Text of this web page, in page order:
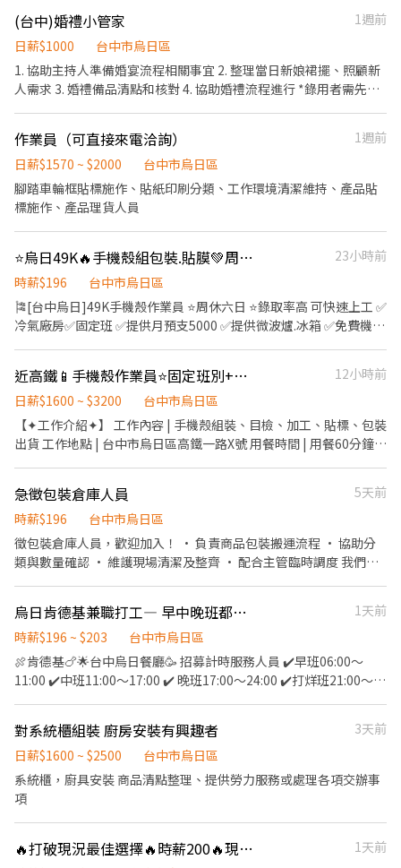
━━━━━━━━━━━━━━ 📞 有興趣歡迎立即應徵 📩 私訊了
解工作內容及面試資訊 點擊下方連結或加入官方 L.I.N.E 截圖私訊
https://lin.ee/Z5lW7BX 首誠人力－王小姐 ☎️ 04-2560-0907 分機
1100 歡迎私訊詢問面試資訊！
標、品檢 ✔ 出貨作業 ✔ 倉儲整理 - ✨ 工作環境乾淨、工作內容單
純，歡迎你的加入！ - 🔥馬上應徵 ! 聯絡我立即安排面試💼 📞服務
專員 :小毓 ➡ 04-25600907#1103 連絡我為您安排面試
:https://lin.ee/65FKUmj ID:@799dvjaa
(台中)婚禮小管家
1週前
日薪$1000
台中市烏日區
1. 協助主持人準備婚宴流程相關事宜 2. 整理當日新娘裙擺、照顧新
人需求 3. 婚禮備品清點和核對 4. 協助婚禮流程進行 *錄用者需先安
作業員（可直接來電洽詢）
1週前
日薪$1570 ~ $2000
台中市烏日區
腳踏車輪框貼標施作、貼紙印刷分類、工作環境清潔維持、產品貼
標施作、產品理貨人員
⭐烏日49K🔥手機殼組包裝.貼膜💚周休二日💚高錄取💎免無塵衣 冷氣廠 固定班
23小時前
時薪$196
台中市烏日區
🎏[台中烏日]49K手機殼作業員 ⭐周休六日 ⭐錄取率高 可快速上工 ✅
冷氣廠房✅固定班 ✅提供月預支5000 ✅提供微波爐.冰箱 ✅免費機車
高鐵一路 ▸休假：周休二日 ▸時間： 日班09：00-18：00 中班18：
00-03：00 ▸薪資： 日班 $約31000~加班最高38233 中班 $約
39800~加班最高49300 ▸工期：短期暫定至115/12/31 *薪資請以內
文為主喔~ ✄┈┈┈應徵方式┈┈┈┈┈ ☎️電話：0937296383
❄️ID：@246vblhl 職缺截圖+ID應徵/留言姓名&電話 *也可以直接在
近高鐵📱手機殼作業員⭐️固定班別+週休六日+可週領薪水好生活⭐️
12小時前
日薪$1600 ~ $3200
台中市烏日區
【✦工作介紹✦】 工作內容 | 手機殼組裝、目檢、加工、貼標、包裝
出貨 工作地點 | 台中市烏日區高鐵一路X號 用餐時間 | 用餐60分鐘
▶️【$32,000起】 ***加班費另計*** - 【✦福利多多✦】 ❶.依照勞
基法相關福利 ❷.享勞保、健保、勞退6％、團保 ❸.到職滿3個月享
三節禮金或禮品 - ╭ 聯絡窗口:張小姐 ╮ ❖手機：0900-466-247 ❖
電話：04-2327-1910 (分機12) ❖賴I-D：@105yvhik (或直接點選
急徵包裝倉庫人員
5天前
時薪$196
台中市烏日區
徵包裝倉庫人員，歡迎加入！ • 負責商品包裝搬運流程 • 協助分
類與數量確認 • 維護現場清潔及整齊 • 配合主管臨時調度 我們給
烏日肯德基兼職打工— 早中晚班都可以來
1天前
時薪$196 ~ $203
台中市烏日區
🍖肯德基🍗🌟台中烏日餐廳🥳 招募計時服務人員 ✔️早班06:00～
11:00 ✔️中班11:00～17:00 ✔️ 晚班17:00～24:00 ✔️打烊班21:00～
🌟肯德基🌟 任選四～八小時 🛵外送津貼$10元/14元/趟 （騎公司機
車） 一個月最低工時需為60小時 櫃檯服務員： 1️⃣ 點餐、收銀 📖💵
2️⃣ 飲料、點心、出餐 3⃣️ 維持舒服的用餐環境🍴 廚房服務員 ：熱騰
騰且新鮮的產品 ➡️ 煎、炸美味的食材 ➡️ 漢堡打醬調理、烹炸炸
路一段450號（明道中學對面） ☎️電洽：04-23378852值班經理 歡
對系統櫃組裝 廚房安裝有興趣者
3天前
日薪$1600 ~ $2500
台中市烏日區
系統櫃，廚具安裝 商品清點整理、提供勞力服務或處理各項交辦事
項
🔥打破現況最佳選擇🔥時薪200🔥現場作業員🚀
1天前